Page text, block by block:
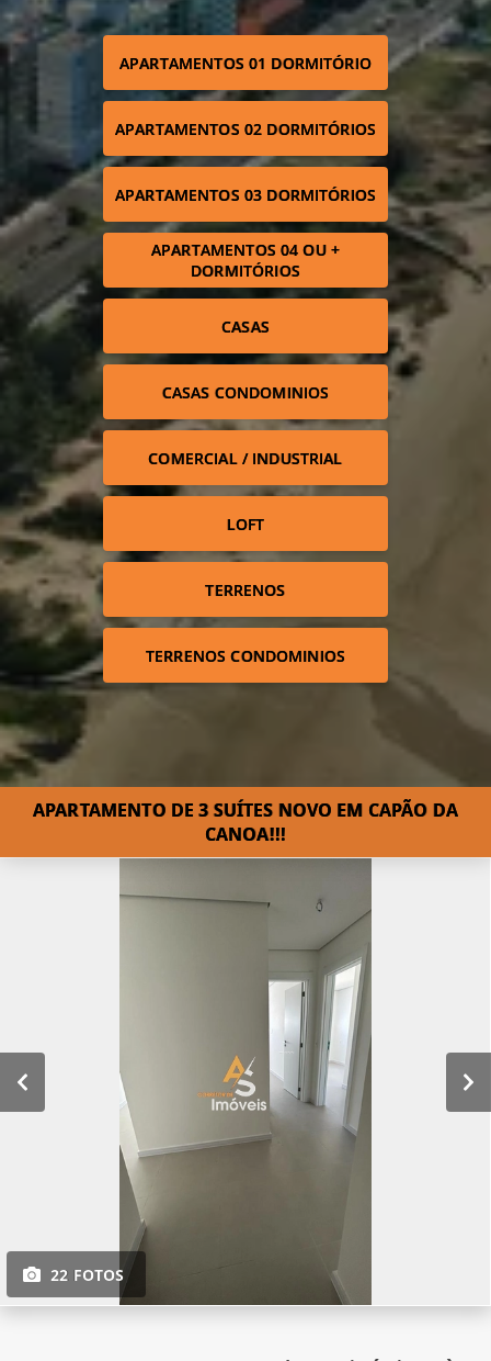
APARTAMENTOS 01 DORMITÓRIO
APARTAMENTOS 02 DORMITÓRIOS
APARTAMENTOS 03 DORMITÓRIOS
APARTAMENTOS 04 OU +
DORMITÓRIOS
CASAS
CASAS CONDOMINIOS
COMERCIAL / INDUSTRIAL
LOFT
TERRENOS
TERRENOS CONDOMINIOS
APARTAMENTO DE 3 SUÍTES NOVO EM CAPÃO DA
CANOA!!!
22 FOTOS